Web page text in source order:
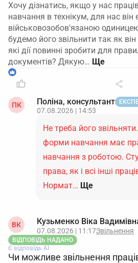
Хочу дізнатись, якщо у нас
навчання в технікум, для нас він
військовозобов'язаною
будемо його звільнити так як
які дії повинні зробити для
документів? Дякую…
1
ПК Поліна, консультант
07.08.2026 | 14:53
Не треба його
форми навчання має
навчання з роботою.
права, як і всі інші
Нормат… Ще
ВК Кузьменко Віка
07.08.2026 | 11:17Звільнення
ВІДПОВІДЬ НАДАНО
Є відповідь АІ
Чи можливе звільнення